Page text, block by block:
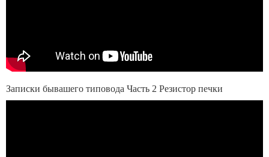
Записки бывашего типовода Часть 2 Резистор печки